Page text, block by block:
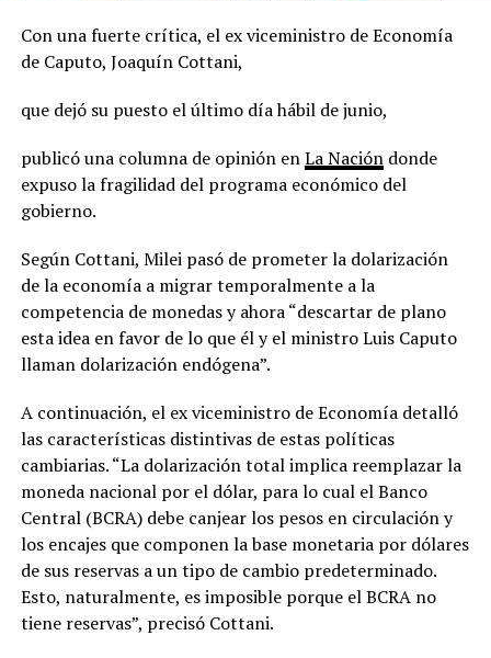
Con una fuerte crítica, el ex viceministro de Economía
de Caputo, Joaquín Cottani,
que dejó su puesto el último día hábil de junio,
publicó una columna de opinión enLa Nacióndonde
expuso la fragilidad del programa económico del
gobierno.
Según Cottani, Milei pasó de prometer la dolarización
de la economía a migrar temporalmente a la
competencia de monedas y ahora “descartar de plano
esta idea en favor de lo que él y el ministro Luis Caputo
llaman dolarización endógena”.
A continuación, el ex viceministro de Economía detalló
las características distintivas de estas políticas
cambiarias. “La dolarización total implica reemplazar la
moneda nacional por el dólar, para lo cual el Banco
Central (BCRA) debe canjear los pesos en circulación y
los encajes que componen la base monetaria por dólares
de sus reservas a un tipo de cambio predeterminado.
Esto, naturalmente, es imposible porque el BCRA no
tiene reservas”, precisó Cottani.